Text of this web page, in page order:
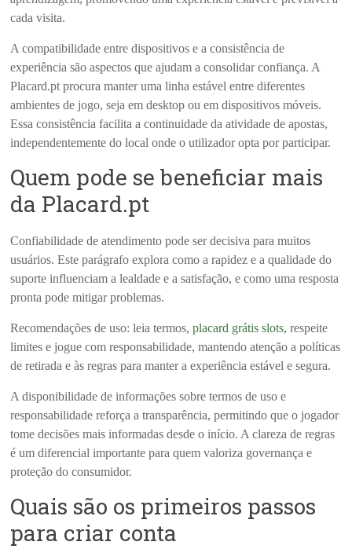
cada visita.
A compatibilidade entre dispositivos e a consistência de
experiência são aspectos que ajudam a consolidar confiança. A
Placard.pt procura manter uma linha estável entre diferentes
ambientes de jogo, seja em desktop ou em dispositivos móveis.
Essa consistência facilita a continuidade da atividade de apostas,
independentemente do local onde o utilizador opta por participar.
Quem pode se beneficiar mais
da Placard.pt
Confiabilidade de atendimento pode ser decisiva para muitos
usuários. Este parágrafo explora como a rapidez e a qualidade do
suporte influenciam a lealdade e a satisfação, e como uma resposta
pronta pode mitigar problemas.
Recomendações de uso: leia termos,placard grátis slots, respeite
limites e jogue com responsabilidade, mantendo atenção a políticas
de retirada e às regras para manter a experiência estável e segura.
A disponibilidade de informações sobre termos de uso e
responsabilidade reforça a transparência, permitindo que o jogador
tome decisões mais informadas desde o início. A clareza de regras
é um diferencial importante para quem valoriza governança e
proteção do consumidor.
Quais são os primeiros passos
para criar conta